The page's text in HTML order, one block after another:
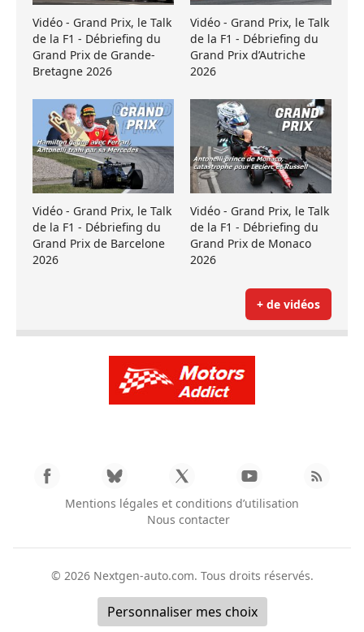
Vidéo - Grand Prix, le Talk
de la F1 - Débriefing du
Grand Prix de Grande-
Bretagne 2026
Vidéo - Grand Prix, le Talk
de la F1 - Débriefing du
Grand Prix d’Autriche
2026
Vidéo - Grand Prix, le Talk
de la F1 - Débriefing du
Grand Prix de Barcelone
2026
Vidéo - Grand Prix, le Talk
de la F1 - Débriefing du
Grand Prix de Monaco
2026
+ de vidéos
Mentions légales et conditions d’utilisation
Nous contacter
© 2026 Nextgen-auto.com. Tous droits réservés.
Personnaliser mes choix